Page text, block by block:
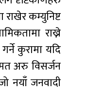
राखेर कम्युनिष्ट
राख्ने
कुरामा यदि
अरु विसर्जन
नयाँ जनवादी